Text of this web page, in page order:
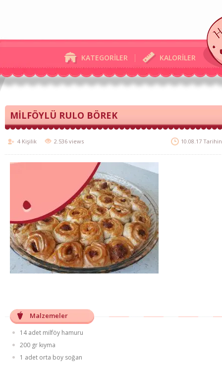
KATEGORİLER KALORİLER
MİLFÖYLÜ RULO BÖREK
4 Kişilik 2.536 views 10.08.17
Malzemeler
14 adet milföy hamuru
200 gr kıyma
1 adet orta boy soğan